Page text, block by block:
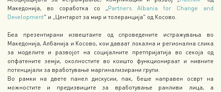
Македонија, во соработка со „Partners Albania for Change and
Development“ и „Центарот за мир и толеранција“ од Косово.
Беа презентирани извештаите од спроведените истражувања во
Македонија, Албанија и Косово, кои даваат локална и регионална слика
за моделите и развојот на социјалните претпријатија во секоја од
опфатените земји, околностите во коишто функционираат и нивните
потенцијали за вработување маргинализирани групи.
Во рамки на двете панел дискусии, пак, беше направен осврт на
можностите и предизвиците за вработување ранливи лица, а